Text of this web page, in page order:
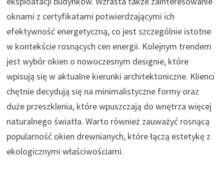
oknami z certyfikatami potwierdzającymi ich
efektywność energetyczną, co jest szczególnie istotne
w kontekście rosnących cen energii. Kolejnym trendem
jest wybór okien o nowoczesnym designie, które
wpisują się w aktualne kierunki architektoniczne. Klienci
chętnie decydują się na minimalistyczne formy oraz
duże przeszklenia, które wpuszczają do wnętrza więcej
naturalnego światła. Warto również zauważyć rosnącą
popularność okien drewnianych, które łączą estetykę z
ekologicznymi właściwościami.